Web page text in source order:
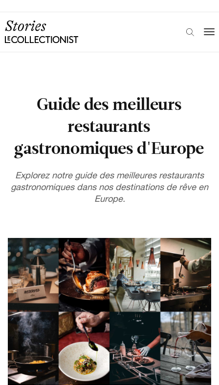
Guide des meilleurs
restaurants
gastronomiques d'Europe
Explorez notre guide des meilleures restaurants
gastronomiques dans nos destinations de rêve en
Europe.